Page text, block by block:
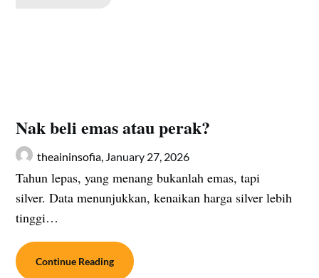
Nak beli emas atau perak?
theaininsofia, January 27, 2026
Tahun lepas, yang menang bukanlah emas, tapi
silver. Data menunjukkan, kenaikan harga silver lebih
tinggi…
Continue Reading